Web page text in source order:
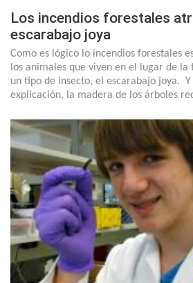
Los incendios forestales
escarabajo joya
Como es lógico lo incendios forestales
los animales que viven en el lugar de
un tipo de insecto, el escarabajo joya.
explicación, la madera de los árboles